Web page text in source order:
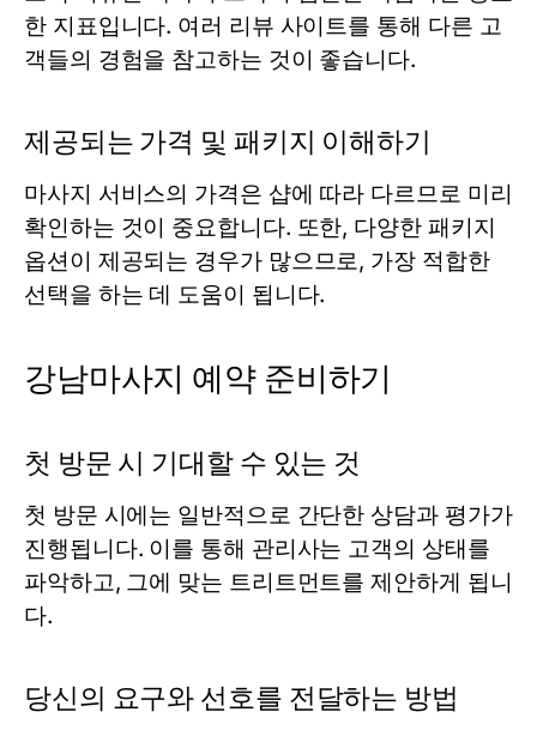
한 지표입니다. 여러 리뷰 사이트를 통해 다른 고
객들의 경험을 참고하는 것이 좋습니다.
제공되는 가격 및 패키지 이해하기
마사지 서비스의 가격은 샵에 따라 다르므로 미리
확인하는 것이 중요합니다. 또한, 다양한 패키지
옵션이 제공되는 경우가 많으므로, 가장 적합한
선택을 하는 데 도움이 됩니다.
강남마사지 예약 준비하기
첫 방문 시 기대할 수 있는 것
첫 방문 시에는 일반적으로 간단한 상담과 평가가
진행됩니다. 이를 통해 관리사는 고객의 상태를
파악하고, 그에 맞는 트리트먼트를 제안하게 됩니
다.
당신의 요구와 선호를 전달하는 방법